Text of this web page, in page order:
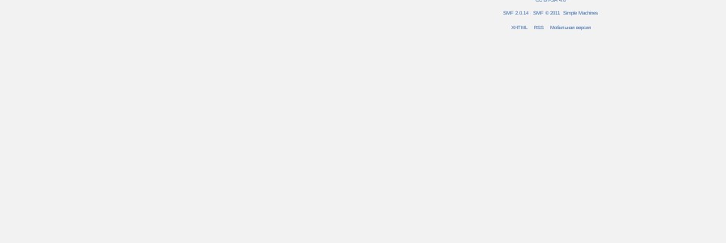
SMF 2.0.14 SMF © 2011 Simple Machines
XHTML RSS Мобильная версия